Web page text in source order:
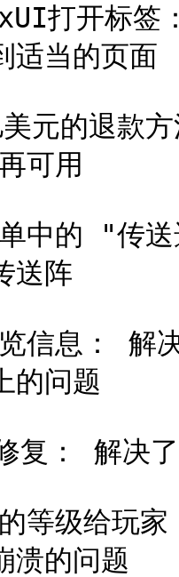
打开标签
适当的页面
元的退款
可用
中的 "传
送阵
信息： 解
的问题
复： 解决
等级给玩家
溃的问题